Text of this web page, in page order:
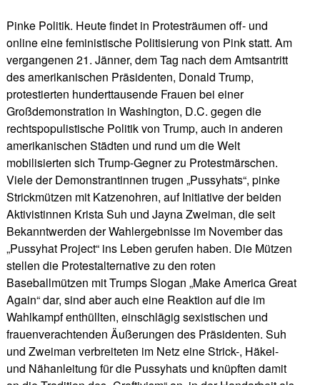
Pinke Politik. Heute findet in Protesträumen off- und
online eine feministische Politisierung von Pink statt. Am
vergangenen 21. Jänner, dem Tag nach dem Amtsantritt
des amerikanischen Präsidenten, Donald Trump,
protestierten hunderttausende Frauen bei einer
Großdemonstration in Washington, D.C. gegen die
rechtspopulistische Politik von Trump, auch in anderen
amerikanischen Städten und rund um die Welt
mobilisierten sich Trump-Gegner zu Protestmärschen.
Viele der Demonstrantinnen trugen „Pussyhats“, pinke
Strickmützen mit Katzenohren, auf Initiative der beiden
Aktivistinnen Krista Suh und Jayna Zweiman, die seit
Bekanntwerden der Wahlergebnisse im November das
„Pussyhat Project“ ins Leben gerufen haben. Die Mützen
stellen die Protestalternative zu den roten
Baseballmützen mit Trumps Slogan „Make America Great
Again“ dar, sind aber auch eine Reaktion auf die im
Wahlkampf enthüllten, einschlägig sexistischen und
frauenverachtenden Äußerungen des Präsidenten. Suh
und Zweiman verbreiteten im Netz eine Strick-, Häkel-
und Nähanleitung für die Pussyhats und knüpften damit